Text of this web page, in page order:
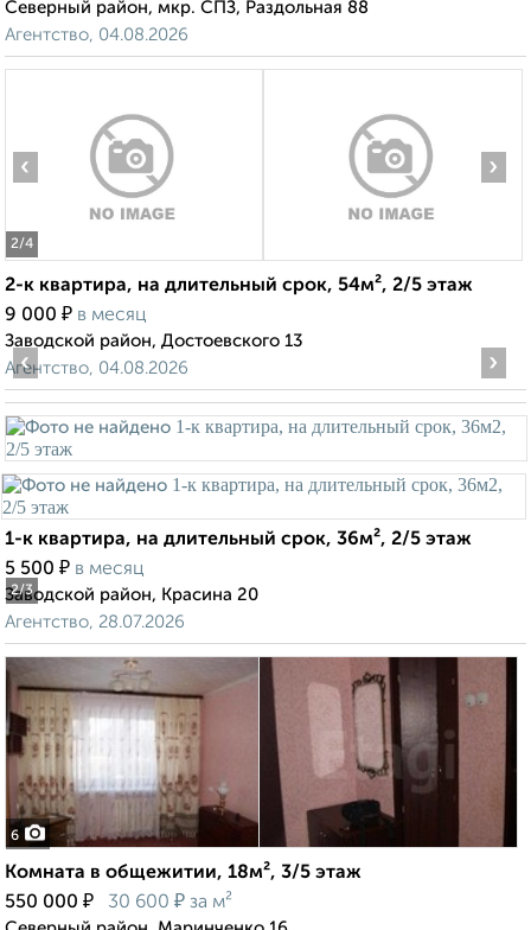
Северный район, мкр. СПЗ, Раздольная 88
Агентство, 04.08.2026
2/4
‹ ›
2-к квартира, на длительный срок, 54м², 2/5 этаж
9 000 ₽ в месяц
Заводской район, Достоевского 13
Агентство, 04.08.2026
2/3
‹ ›
1-к квартира, на длительный срок, 36м², 2/5 этаж
5 500 ₽ в месяц
Заводской район, Красина 20
Агентство, 28.07.2026
6
Комната в общежитии, 18м², 3/5 этаж
550 000 ₽ 30 600 ₽ за м²